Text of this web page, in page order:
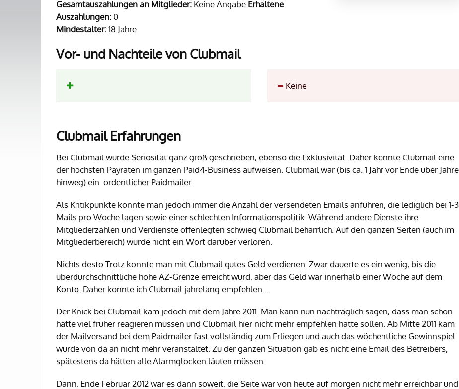
Gesamtauszahlungen an Mitglieder: Keine Angabe Erhaltene
Auszahlungen: 0
Mindestalter:18 Jahre
Vor- und Nachteile von Clubmail
Keine
Clubmail Erfahrungen
Bei Clubmail wurde Seriosität ganz groß geschrieben, ebenso die Exklusivität. Daher konnte Clubmail eine
der höchsten Payraten im ganzen Paid4-Business aufweisen. Clubmail war (bis ca. 1 Jahr vor Ende über Jahre
hinweg) ein ordentlicher Paidmailer.
Als Kritikpunkte konnte man jedoch immer die Anzahl der versendeten Emails anführen, die lediglich bei 1-3
Mails pro Woche lagen sowie einer schlechten Informationspolitik. Während andere Dienste ihre
Mitgliederzahlen und Verdienste offenlegten schwieg Clubmail beharrlich. Auf den ganzen Seiten (auch im
Mitgliederbereich) wurde nicht ein Wort darüber verloren.
Nichts desto Trotz konnte man mit Clubmail gutes Geld verdienen. Zwar dauerte es ein wenig, bis die
überdurchschnittliche hohe AZ-Grenze erreicht wurd, aber das Geld war innerhalb einer Woche auf dem
Konto. Daher konnte ich Clubmail jahrelang empfehlen...
Der Knick bei Clubmail kam jedoch mit dem Jahre 2011. Man kann nun nachträglich sagen, dass man schon
hätte viel früher reagieren müssen und Clubmail hier nicht mehr empfehlen hätte sollen. Ab Mitte 2011 kam
der Mailversand bei dem Paidmailer fast vollständig zum Erliegen und auch das wöchentliche Gewinnspiel
wurde von da an nicht mehr veranstaltet. Zu der ganzen Situation gab es nicht eine Email des Betreibers,
spätestens da hätten alle Alarmglocken läuten müssen.
Dann, Ende Februar 2012 war es dann soweit, die Seite war von heute auf morgen nicht mehr erreichbar und